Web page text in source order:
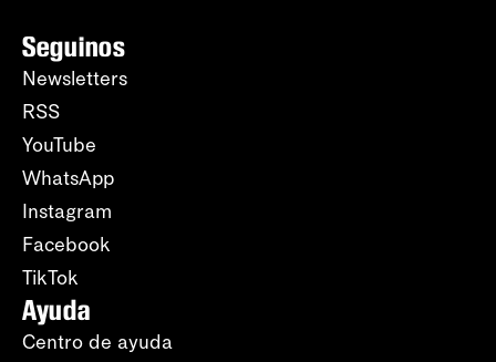
Seguinos
Newsletters
RSS
YouTube
WhatsApp
Instagram
Facebook
TikTok
Ayuda
Centro de ayuda